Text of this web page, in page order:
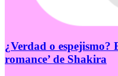
¿Verdad o espejismo?
romance’ de Shakira